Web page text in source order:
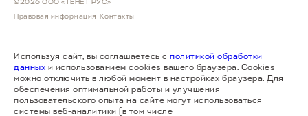
Правовая информация Контакты
Используя сайт, вы соглашаетесь с политикой обработки
данных и использованием cookies вашего браузера. Cookies
можно отключить в любой момент в настройках браузера. Для
обеспечения оптимальной работы и улучшения
пользовательского опыта на сайте могут использоваться
системы веб-аналитики (в том числе